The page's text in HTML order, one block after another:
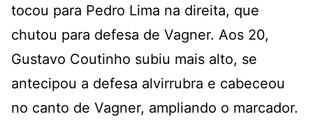
tocou para Pedro Lima na direita, que
chutou para defesa de Vagner. Aos 20,
Gustavo Coutinho subiu mais alto, se
antecipou a defesa alvirrubra e cabeceou
no canto de Vagner, ampliando o marcador.